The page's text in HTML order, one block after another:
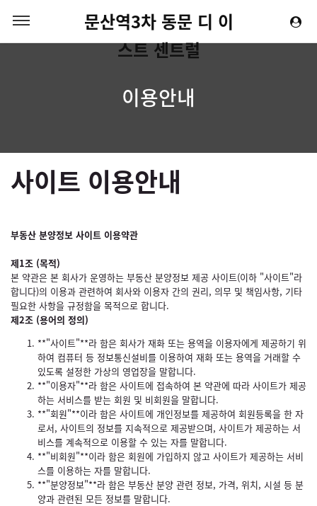
문산역3차 동문 디 이
스트 센트럴
이용안내
사이트 이용안내
부동산 분양정보 사이트 이용약관
제1조 (목적)
본 약관은 본 회사가 운영하는 부동산 분양정보 제공 사이트(이하 "사이트"라
합니다)의 이용과 관련하여 회사와 이용자 간의 권리, 의무 및 책임사항, 기타
필요한 사항을 규정함을 목적으로 합니다.
제2조 (용어의 정의)
**"사이트"**라 함은 회사가 재화 또는 용역을 이용자에게 제공하기 위
하여 컴퓨터 등 정보통신설비를 이용하여 재화 또는 용역을 거래할 수
있도록 설정한 가상의 영업장을 말합니다.
**"이용자"**라 함은 사이트에 접속하여 본 약관에 따라 사이트가 제공
하는 서비스를 받는 회원 및 비회원을 말합니다.
**"회원"**이라 함은 사이트에 개인정보를 제공하여 회원등록을 한 자
로서, 사이트의 정보를 지속적으로 제공받으며, 사이트가 제공하는 서
비스를 계속적으로 이용할 수 있는 자를 말합니다.
**"비회원"**이라 함은 회원에 가입하지 않고 사이트가 제공하는 서비
스를 이용하는 자를 말합니다.
**"분양정보"**라 함은 부동산 분양 관련 정보, 가격, 위치, 시설 등 분
양과 관련된 모든 정보를 말합니다.